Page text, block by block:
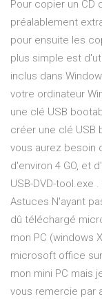
Pour copier un CD
préalablement
pour ensuite les
plus simple est
inclus dans
votre ordinateur
une clé USB
créer une clé USB
vous aurez besoin
d'environ 4 GO, et
USB-DVD-tool.exe
Astuces N'ayant
dû téléchargé
mon PC (windows
microsoft office
mon mini PC mais
vous remercie par